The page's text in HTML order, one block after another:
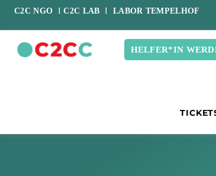
C2C NGO IC2C LAB I LABOR TEMPELHOF
HELFER*IN